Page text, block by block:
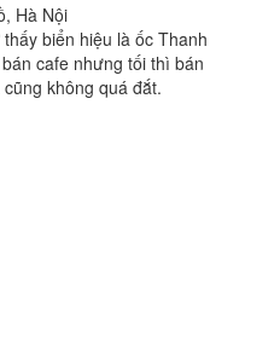
Hà Nội
biển hiệu là ốc Thanh
cafe nhưng tối thì bán
không quá đắt.